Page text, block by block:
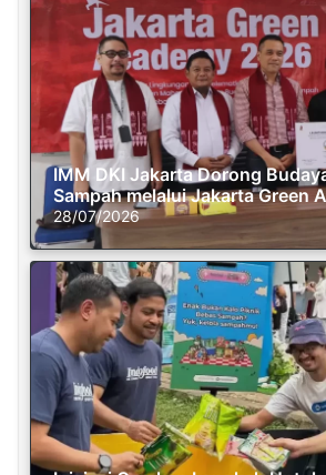
IMM DKI Jakarta Dorong
Sampah melalui Jakarta Green
28/07/2026